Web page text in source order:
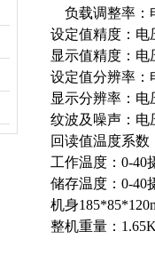
负载调整率：
设定值精度：电
显示值精度：电
设定值分辨率：
显示分辨率：电
纹波及噪声：电
回读值温度系数
工作温度：0-40
储存温度：0-40
机身
整机重量：